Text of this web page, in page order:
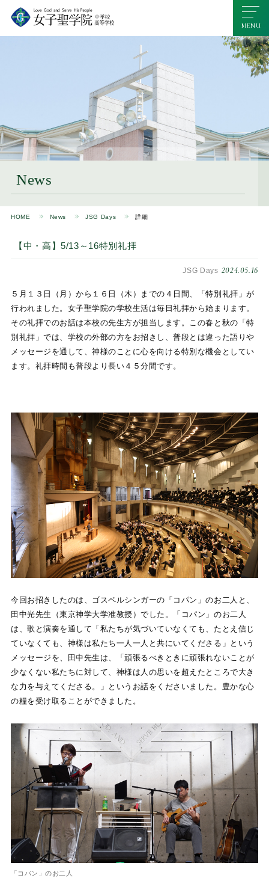
News
HOME News JSG Days 詳細
【中・高】5/13～16特別礼拝
JSG Days 2024.05.16
５月１３日（月）から１６日（木）までの４日間、「特別礼拝」が
行われました。女子聖学院の学校生活は毎日礼拝から始まります。
その礼拝でのお話は本校の先生方が担当します。この春と秋の「特
別礼拝」では、学校の外部の方をお招きし、普段とは違った語りや
メッセージを通して、神様のことに心を向ける特別な機会としてい
ます。礼拝時間も普段より長い４５分間です。
今回お招きしたのは、ゴスペルシンガーの「コパン」のお二人と、
田中光先生（東京神学大学准教授）でした。「コパン」のお二人
は、歌と演奏を通して「私たちが気づいていなくても、たとえ信じ
ていなくても、神様は私たち一人一人と共にいてくださる」という
メッセージを、田中先生は、「頑張るべきときに頑張れないことが
少なくない私たちに対して、神様は人の思いを超えたところで大き
な力を与えてくださる。」というお話をくださいました。豊かな心
の糧を受け取ることができました。
「コパン」のお二人